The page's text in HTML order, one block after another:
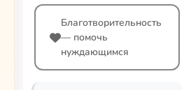
Благотворительность
— помочь
нуждающимся